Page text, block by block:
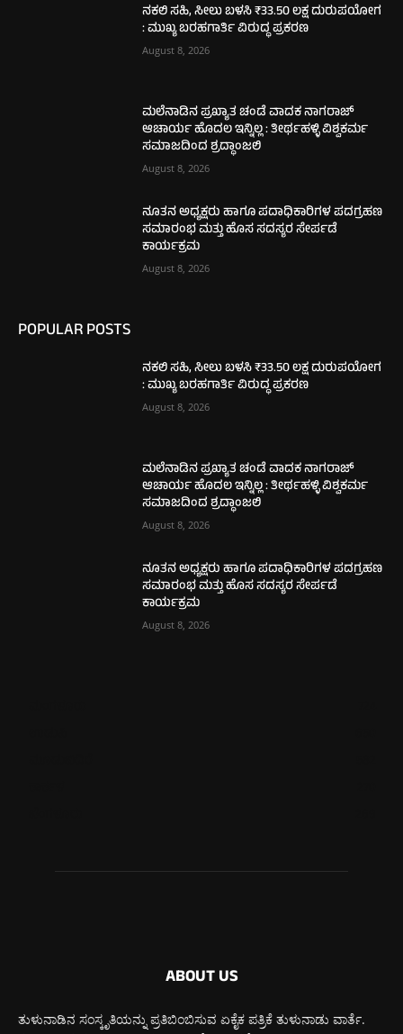
ನಕಲಿ ಸಹಿ, ಸೀಲು ಬಳಸಿ ₹33.50 ಲಕ್ಷ ದುರುಪಯೋಗ
: ಮುಖ್ಯ ಬರಹಗಾರ್ತಿ ವಿರುದ್ಧ ಪ್ರಕರಣ
August 8, 2026
ಮಲೆನಾಡಿನ ಪ್ರಖ್ಯಾತ ಚಂಡೆ ವಾದಕ ನಾಗರಾಜ್
ಆಚಾರ್ಯ ಹೊದಲ ಇನ್ನಿಲ್ಲ : ತೀರ್ಥಹಳ್ಳಿ ವಿಶ್ವಕರ್ಮ
ಸಮಾಜದಿಂದ ಶ್ರದ್ಧಾಂಜಲಿ
August 8, 2026
ನೂತನ ಅಧ್ಯಕ್ಷರು ಹಾಗೂ ಪದಾಧಿಕಾರಿಗಳ ಪದಗ್ರಹಣ
ಸಮಾರಂಭ ಮತ್ತು ಹೊಸ ಸದಸ್ಯರ ಸೇರ್ಪಡೆ
ಕಾರ್ಯಕ್ರಮ
August 8, 2026
POPULAR POSTS
ನಕಲಿ ಸಹಿ, ಸೀಲು ಬಳಸಿ ₹33.50 ಲಕ್ಷ ದುರುಪಯೋಗ
: ಮುಖ್ಯ ಬರಹಗಾರ್ತಿ ವಿರುದ್ಧ ಪ್ರಕರಣ
August 8, 2026
ಮಲೆನಾಡಿನ ಪ್ರಖ್ಯಾತ ಚಂಡೆ ವಾದಕ ನಾಗರಾಜ್
ಆಚಾರ್ಯ ಹೊದಲ ಇನ್ನಿಲ್ಲ : ತೀರ್ಥಹಳ್ಳಿ ವಿಶ್ವಕರ್ಮ
ಸಮಾಜದಿಂದ ಶ್ರದ್ಧಾಂಜಲಿ
August 8, 2026
ನೂತನ ಅಧ್ಯಕ್ಷರು ಹಾಗೂ ಪದಾಧಿಕಾರಿಗಳ ಪದಗ್ರಹಣ
ಸಮಾರಂಭ ಮತ್ತು ಹೊಸ ಸದಸ್ಯರ ಸೇರ್ಪಡೆ
ಕಾರ್ಯಕ್ರಮ
August 8, 2026
ABOUT US
ತುಳುನಾಡಿನ ಸಂಸ್ಕೃತಿಯನ್ನು ಪ್ರತಿಬಿಂಬಿಸುವ ಏಕೈಕ ಪತ್ರಿಕೆ ತುಳುನಾಡು ವಾರ್ತೆ.